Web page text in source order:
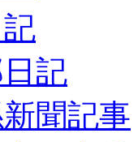
記
聞記事